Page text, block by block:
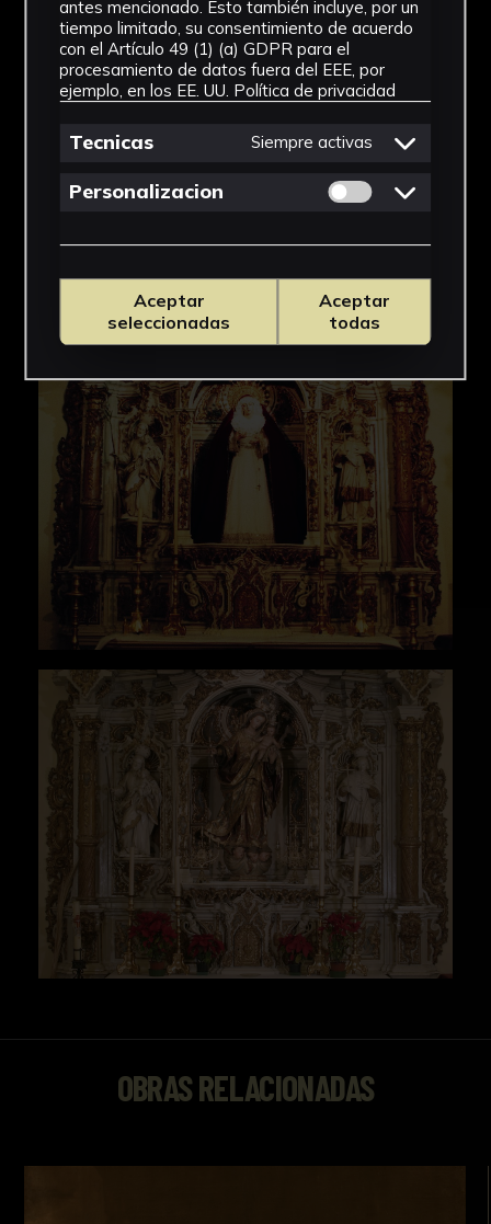
OBRAS RELACIONADAS
antes mencionado. Esto también incluye, por un
tiempo limitado, su consentimiento de acuerdo
con el Artículo 49 (1) (a) GDPR para el
procesamiento de datos fuera del EEE, por
ejemplo, en los EE. UU. Política de privacidad
Tecnicas Siempre activas
Personalizacion Permitir cookies
Aceptar
seleccionadas
Aceptar
todas